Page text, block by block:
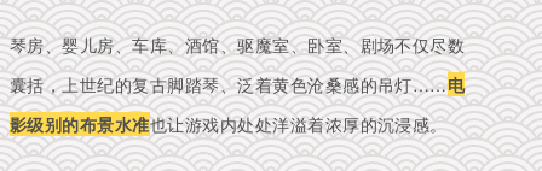
琴房、婴儿房、车库、酒馆、驱魔室、卧室、剧场不仅尽数
囊括，上世纪的复古脚踏琴、泛着黄色沧桑感的吊灯……电
影级别的布景水准也让游戏内处处洋溢着浓厚的沉浸感。